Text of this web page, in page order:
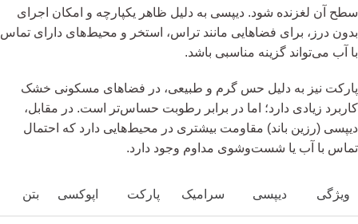
سطح آن لغزنده شود. دیپسی به دلیل ظاهر یکپارچه و امکان اجرای
بدون درز، برای فضاهایی مانند تراس، استخر و محیط‌های دارای تماس
با آب می‌تواند گزینه مناسبی باشد.
پارکت نیز به دلیل حس گرم و طبیعی، در فضاهای مسکونی خشک
کاربرد زیادی دارد؛ اما در برابر رطوبت حساس‌تر است. در مقابل،
دیپسی (رزین باند) مقاومت بیشتری در محیط‌هایی دارد که احتمال
تماس با آب یا شست‌وشوی مداوم وجود دارد.
ویژگی دیپسی سرامیک پارکت اپوکسی بتن